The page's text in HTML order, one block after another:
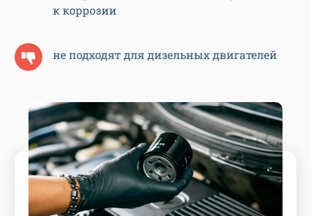
к коррозии
не подходят для дизельных двигателей